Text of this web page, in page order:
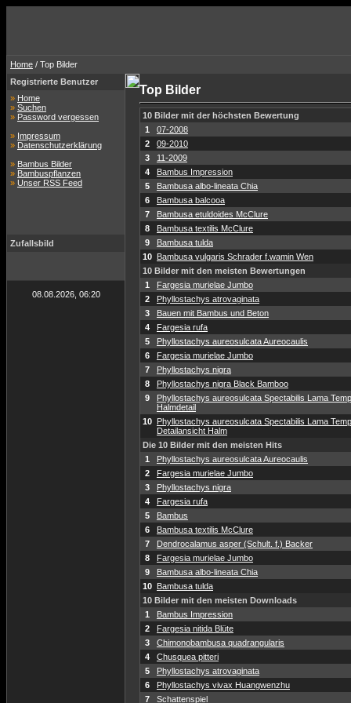
Home / Top Bilder
Registrierte Benutzer
» Home
» Suchen
» Password vergessen
» Impressum
» Datenschutzerklärung
» Bambus Bilder
» Bambuspflanzen
» Unser RSS Feed
Zufallsbild
08.08.2026, 06:20
Top Bilder
10 Bilder mit der höchsten Bewertung
1
07-2008
2
09-2010
3
11-2009
4
Bambus Impression
5
Bambusa albo-lineata Chia
6
Bambusa balcooa
7
Bambusa etuldoides McClure
8
Bambusa textilis McClure
9
Bambusa tulda
10 Bambusa vulgaris Schrader f.wamin Wen
10 Bilder mit den meisten Bewertungen
1
Fargesia murielae Jumbo
2
Phyllostachys atrovaginata
3
Bauen mit Bambus und Beton
4
Fargesia rufa
5
Phyllostachys aureosulcata Aureocaulis
6
Fargesia murielae Jumbo
7
Phyllostachys nigra
8
Phyllostachys nigra Black Bamboo
9
Phyllostachys aureosulcata Spectabilis Lama
Halmdetail
10 Phyllostachys aureosulcata Spectabilis Lama
Detailansicht Halm
Die 10 Bilder mit den meisten Hits
1
Phyllostachys aureosulcata Aureocaulis
2
Fargesia murielae Jumbo
3
Phyllostachys nigra
4
Fargesia rufa
5
Bambus
6
Bambusa textilis McClure
7
Dendrocalamus asper (Schult. f.) Backer
8
Fargesia murielae Jumbo
9
Bambusa albo-lineata Chia
10 Bambusa tulda
10 Bilder mit den meisten Downloads
1
Bambus Impression
2
Fargesia nitida Blüte
3
Chimonobambusa quadrangularis
4
Chusquea pitteri
5
Phyllostachys atrovaginata
6
Phyllostachys vivax Huangwenzhu
7
Schattenspiel